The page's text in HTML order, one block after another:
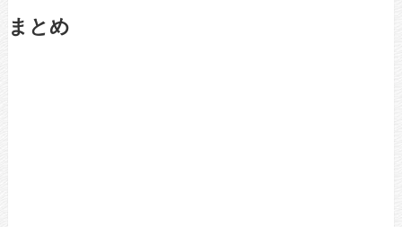
まとめ